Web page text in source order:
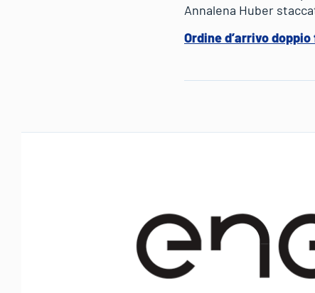
Annalena Huber
Ordine d’arrivo